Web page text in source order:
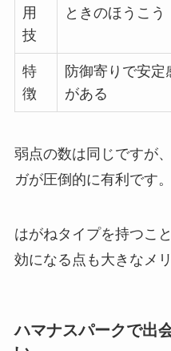
用
技
ときのほうこう
特
徴
防御寄りで安定
がある
弱点の数は同じですが
ガが圧倒的に有利です。
はがねタイプを持つこ
効になる点も大きなメ
ハマナスパークで出